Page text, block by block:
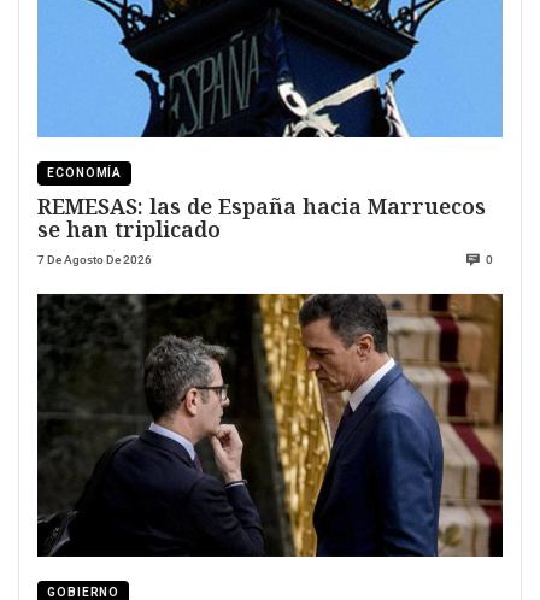
ECONOMÍA
REMESAS: las de España hacia Marruecos
se han triplicado
7 De Agosto De 2026 0
GOBIERNO